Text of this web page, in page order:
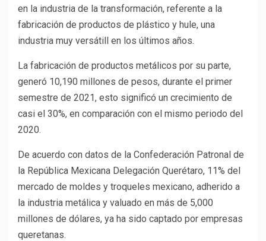
en la industria de la transformación, referente a la
fabricación de productos de plástico y hule, una
industria muy versátill en los últimos años.
La fabricación de productos metálicos por su parte,
generó 10,190 millones de pesos, durante el primer
semestre de 2021, esto significó un crecimiento de
casi el 30%, en comparación con el mismo periodo del
2020.
De acuerdo con datos de la Confederación Patronal de
la República Mexicana Delegación Querétaro, 11% del
mercado de moldes y troqueles mexicano, adherido a
la industria metálica y valuado en más de 5,000
millones de dólares, ya ha sido captado por empresas
queretanas.